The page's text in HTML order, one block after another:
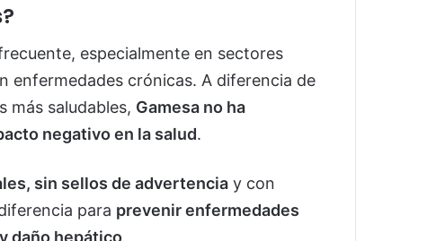
especialmente en sectores
enfermedades crónicas. A diferencia de
más saludables, Gamesa no ha
negativo en la salud.
sin sellos de advertencia y con
para prevenir enfermedades
daño hepático